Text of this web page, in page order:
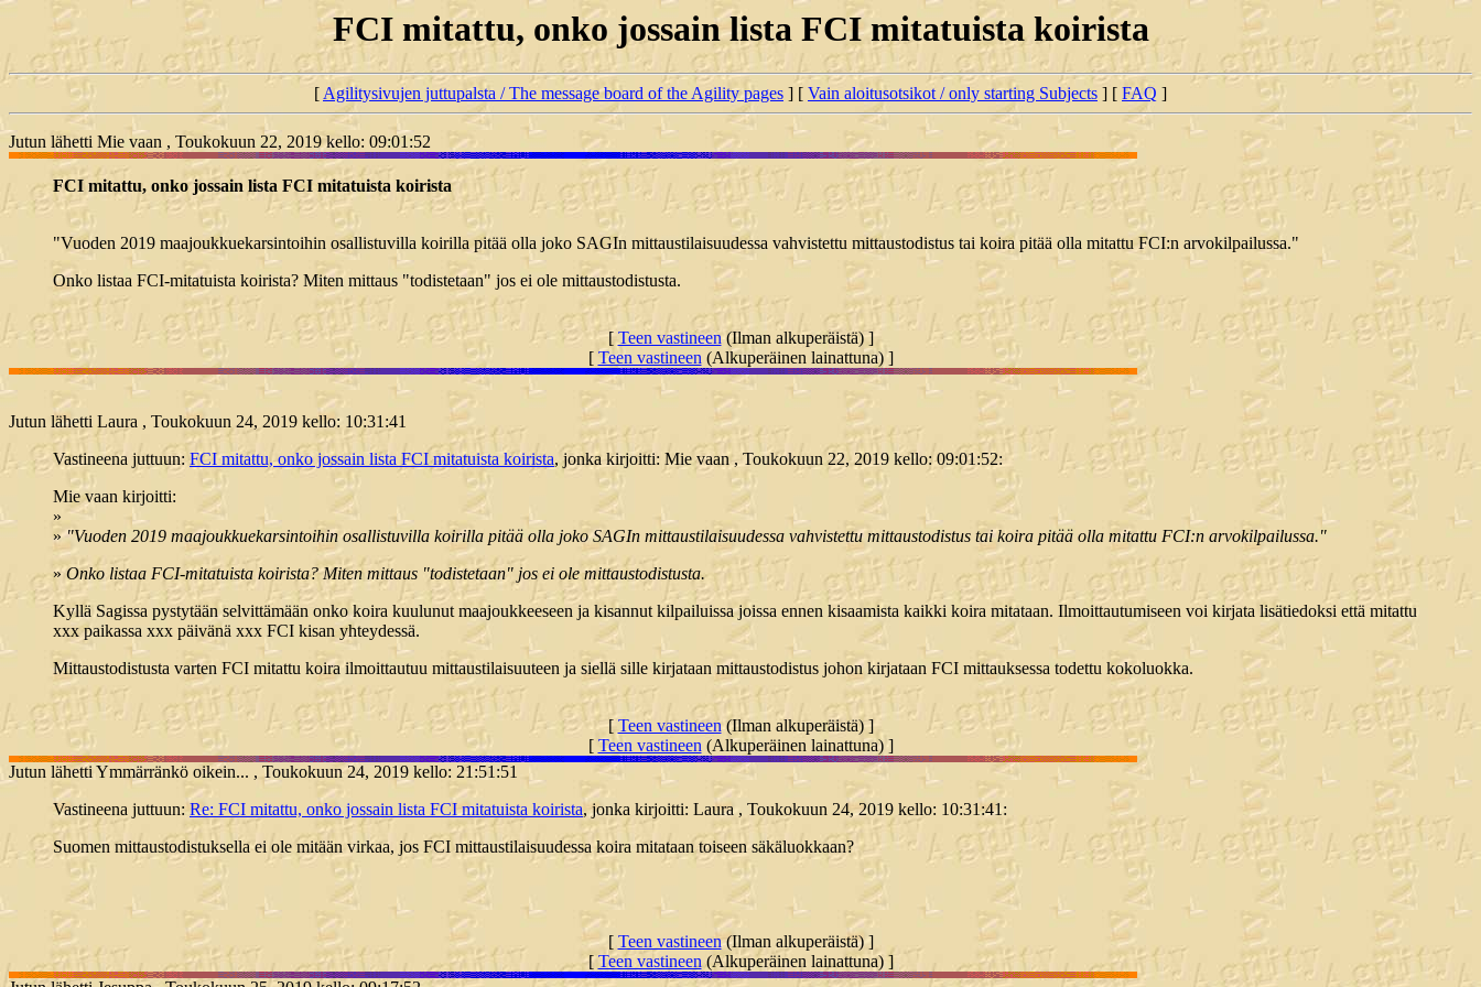
FCI mitattu, onko jossain lista FCI mitatuista koirista
[Agilitysivujen juttupalsta / The message board of the Agility pages ] [ Vain aloitusotsikot / only starting Subjects ] [ FAQ ]
Jutun lähetti Mie vaan , Toukokuun 22, 2019 kello: 09:01:52
FCI mitattu, onko jossain lista FCI mitatuista koirista
"Vuoden 2019 maajoukkuekarsintoihin osallistuvilla koirilla pitää olla joko SAGIn mittaustilaisuudessa vahvistettu mittaustodistus tai koira pitää olla mitattu FCI:n arvokilpailussa."
Onko listaa FCI-mitatuista koirista? Miten mittaus "todistetaan" jos ei ole mittaustodistusta.
[Teen vastineen(Ilman alkuperäistä) ]
[ Teen vastineen(Alkuperäinen lainattuna) ]
Jutun lähetti Laura , Toukokuun 24, 2019 kello: 10:31:41
Vastineena juttuun: FCI mitattu, onko jossain lista FCI mitatuista koirista, jonka kirjoitti: Mie vaan , Toukokuun 22, 2019 kello: 09:01:52:
Mie vaan kirjoitti:
»
»"Vuoden 2019 maajoukkuekarsintoihin osallistuvilla koirilla pitää olla joko SAGIn mittaustilaisuudessa vahvistettu mittaustodistus tai koira pitää olla mitattu FCI:n arvokilpailussa."
»Onko listaa FCI-mitatuista koirista? Miten mittaus "todistetaan" jos ei ole mittaustodistusta.
Kyllä Sagissa pystytään selvittämään onko koira kuulunut maajoukkeeseen ja kisannut kilpailuissa joissa ennen kisaamista kaikki koira mitataan. Ilmoittautumiseen voi kirjata lisätiedoksi että mitattu
xxx paikassa xxx päivänä xxx FCI kisan yhteydessä.
Mittaustodistusta varten FCI mitattu koira ilmoittautuu mittaustilaisuuteen ja siellä sille kirjataan mittaustodistus johon kirjataan FCI mittauksessa todettu kokoluokka.
[Teen vastineen(Ilman alkuperäistä) ]
[ Teen vastineen(Alkuperäinen lainattuna) ]
Jutun lähetti Ymmärränkö oikein... , Toukokuun 24, 2019 kello: 21:51:51
Vastineena juttuun: Re: FCI mitattu, onko jossain lista FCI mitatuista koirista, jonka kirjoitti: Laura , Toukokuun 24, 2019 kello: 10:31:41:
Suomen mittaustodistuksella ei ole mitään virkaa, jos FCI mittaustilaisuudessa koira mitataan toiseen säkäluokkaan?
[ Teen vastineen(Ilman alkuperäistä) ]
[Teen vastineen(Alkuperäinen lainattuna) ]